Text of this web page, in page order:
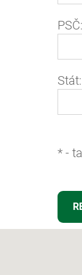
PSČ:
Stát:
* -